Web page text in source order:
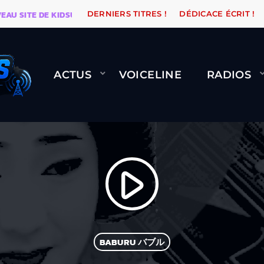
DE KIDSUNE WARÉTRO ORANGE ROAD QUI
DERNIERS TITRES ! DÉDICACE ÉCRIT !
ACTUS VOICELINE RADIOS
play_arrow
BABURU バブル